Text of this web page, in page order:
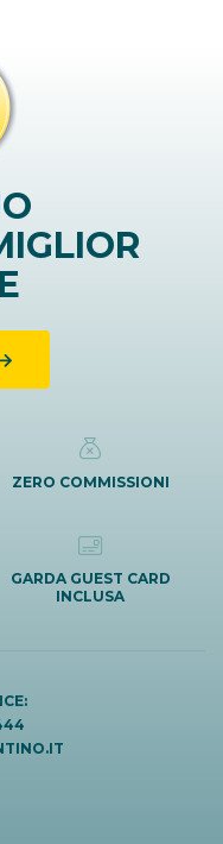
ZERO COMMISSIONI
GARDA GUEST CARD
INCLUSA